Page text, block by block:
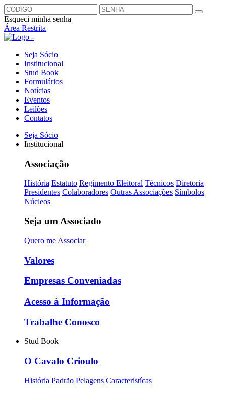
Esqueci minha senha
Área Restrita
Seja Sócio
Institucional
Stud Book
Formulários
Notícias
Eventos
Leilões
Contatos
Seja Sócio
Institucional
Associação
História Estatuto Regimento Eleitoral Técnicos Diretoria
Presidentes Colaboradores Outras Associações Símbolos
Núcleos
Seja um Associado
Quero me Associar
Valores
Empresas Conveniadas
Acesso à Informação
Trabalhe Conosco
Stud Book
O Cavalo Crioulo
História Padrão Pelagens Caracteristícas